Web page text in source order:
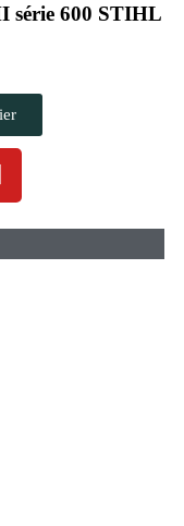
série 600 STIHL